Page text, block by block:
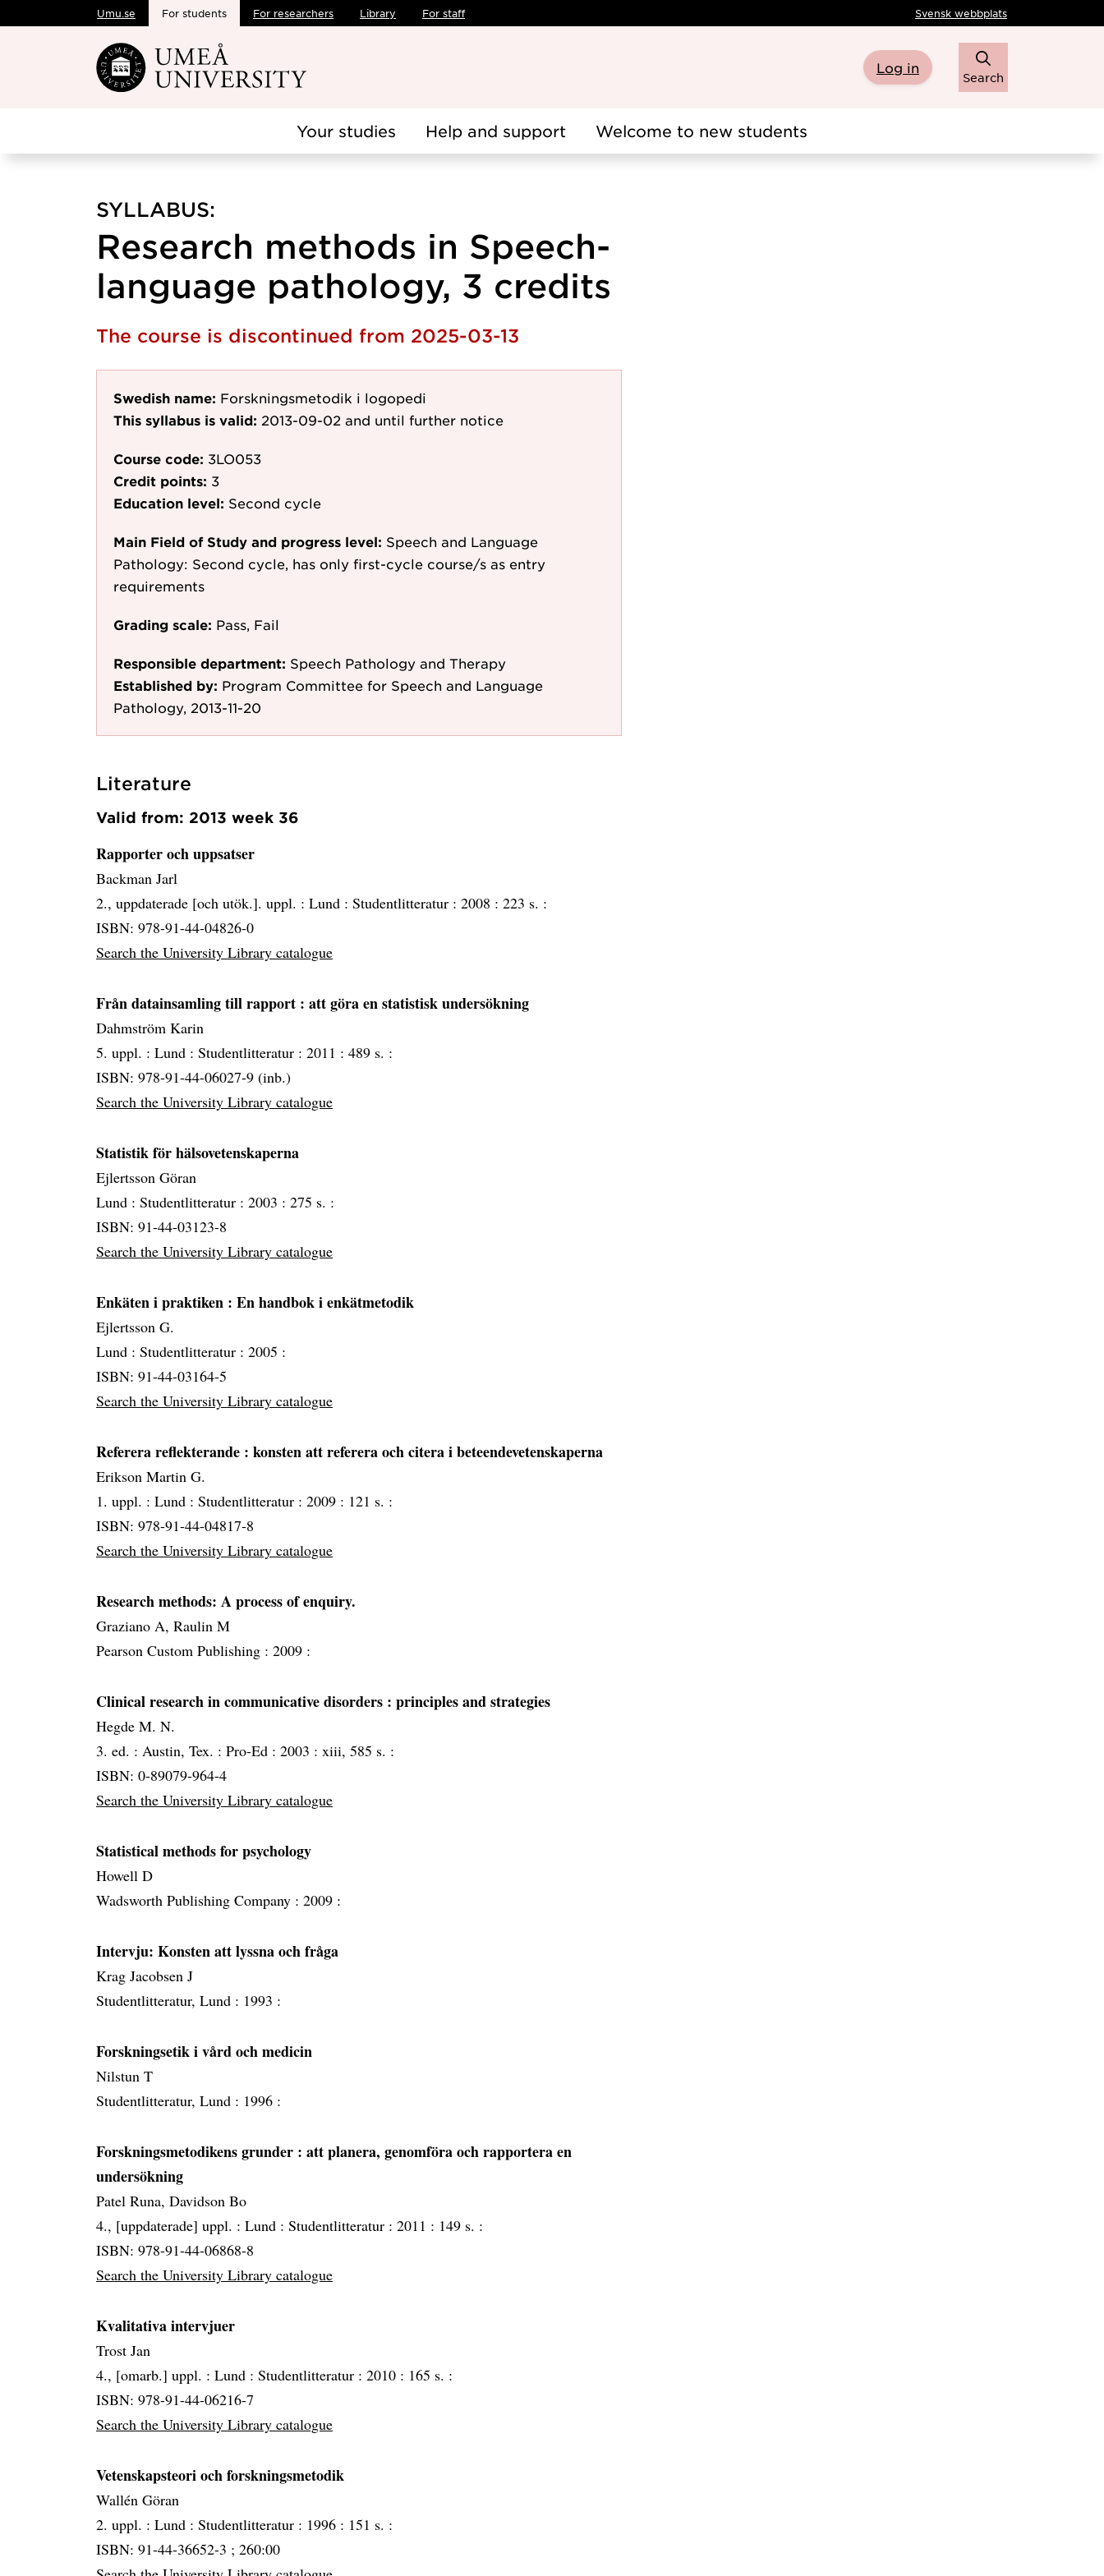
Skip to main content
Umu.se For students For researchers Library For staff Svensk webbplats
Log in
Search
Your studies Help and support Welcome to new students
SYLLABUS:
Research methods in Speech-
language pathology, 3 credits
The course is discontinued from 2025-03-13
Swedish name: Forskningsmetodik i logopedi
This syllabus is valid: 2013-09-02 and until further notice
Course code: 3LO053
Credit points: 3
Education level: Second cycle
Main Field of Study and progress level: Speech and Language
Pathology: Second cycle, has only first-cycle course/s as entry
requirements
Grading scale: Pass, Fail
Responsible department: Speech Pathology and Therapy
Established by: Program Committee for Speech and Language
Pathology, 2013-11-20
Literature
Valid from: 2013 week 36
Rapporter och uppsatser
Backman Jarl
2., uppdaterade [och utök.]. uppl. : Lund : Studentlitteratur : 2008 : 223 s. :
ISBN: 978-91-44-04826-0
Search the University Library catalogue
Från datainsamling till rapport : att göra en statistisk undersökning
Dahmström Karin
5. uppl. : Lund : Studentlitteratur : 2011 : 489 s. :
ISBN: 978-91-44-06027-9 (inb.)
Search the University Library catalogue
Statistik för hälsovetenskaperna
Ejlertsson Göran
Lund : Studentlitteratur : 2003 : 275 s. :
ISBN: 91-44-03123-8
Search the University Library catalogue
Enkäten i praktiken : En handbok i enkätmetodik
Ejlertsson G.
Lund : Studentlitteratur : 2005 :
ISBN: 91-44-03164-5
Search the University Library catalogue
Referera reflekterande : konsten att referera och citera i beteendevetenskaperna
Erikson Martin G.
1. uppl. : Lund : Studentlitteratur : 2009 : 121 s. :
ISBN: 978-91-44-04817-8
Search the University Library catalogue
Research methods: A process of enquiry.
Graziano A, Raulin M
Pearson Custom Publishing : 2009 :
Clinical research in communicative disorders : principles and strategies
Hegde M. N.
3. ed. : Austin, Tex. : Pro-Ed : 2003 : xiii, 585 s. :
ISBN: 0-89079-964-4
Search the University Library catalogue
Statistical methods for psychology
Howell D
Wadsworth Publishing Company : 2009 :
Intervju: Konsten att lyssna och fråga
Krag Jacobsen J
Studentlitteratur, Lund : 1993 :
Forskningsetik i vård och medicin
Nilstun T
Studentlitteratur, Lund : 1996 :
Forskningsmetodikens grunder : att planera, genomföra och rapportera en
undersökning
Patel Runa, Davidson Bo
4., [uppdaterade] uppl. : Lund : Studentlitteratur : 2011 : 149 s. :
ISBN: 978-91-44-06868-8
Search the University Library catalogue
Kvalitativa intervjuer
Trost Jan
4., [omarb.] uppl. : Lund : Studentlitteratur : 2010 : 165 s. :
ISBN: 978-91-44-06216-7
Search the University Library catalogue
Vetenskapsteori och forskningsmetodik
Wallén Göran
2. uppl. : Lund : Studentlitteratur : 1996 : 151 s. :
ISBN: 91-44-36652-3 ; 260:00